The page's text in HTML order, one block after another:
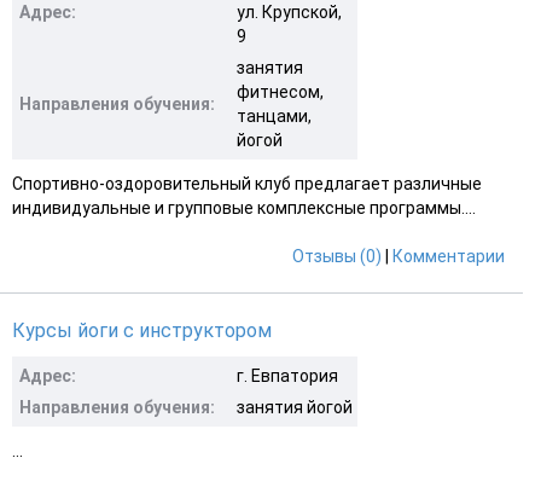
Адрес:
ул. Крупской,
9
Направления обучения:
занятия
фитнесом,
танцами,
йогой
Спортивно-оздоровительный клуб предлагает различные
индивидуальные и групповые комплексные программы....
Отзывы (0) Комментарии
Курсы йоги с инструктором
Адрес:
г. Евпатория
Направления обучения:
занятия йогой